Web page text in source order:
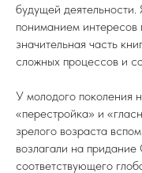
будущей деятельности.
пониманием интересов
значительная часть
сложных процессов и
У молодого поколения
«перестройка» и
зрелого возраста
возлагали на
соответствующего